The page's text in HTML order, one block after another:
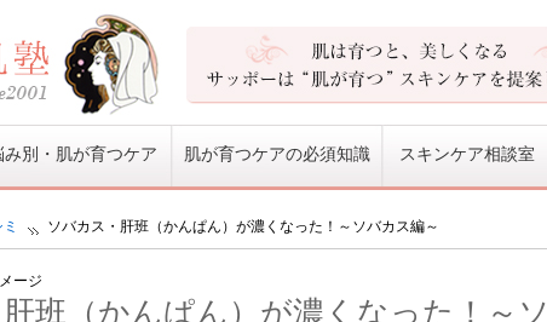
み別・肌が育つケア 肌が育つケアの必須知識 スキンケア相談室
ソバカス・肝班（かんぱん）が濃くなった！～ソバカス編～
ージ
班（かんぱん）が濃くなった！～ソ